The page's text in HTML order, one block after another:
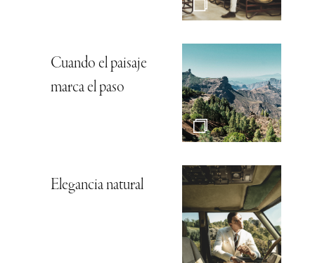
Cuando el paisaje
marca el paso
Elegancia natural